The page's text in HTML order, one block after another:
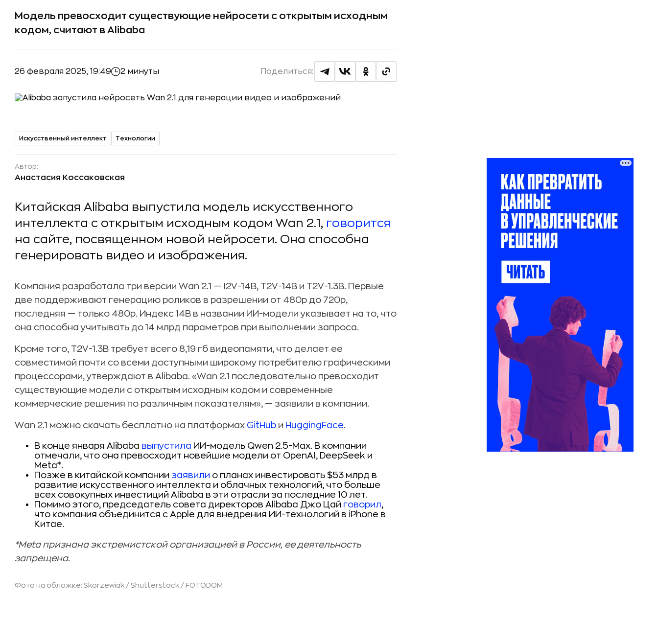
Модель превосходит существующие нейросети с открытым исходным
кодом, считают в Alibaba
26 февраля 2025, 19:49 2 минуты Поделиться:
Искусственный интеллект Технологии
Автор:
Анастасия Коссаковская
Китайская Alibaba выпустила модель искусственного
интеллекта с открытым исходным кодом Wan 2.1, говорится
на сайте, посвященном новой нейросети. Она способна
генерировать видео и изображения.
Компания разработала три версии Wan 2.1 — I2V-14B, T2V-14B и T2V-1.3B. Первые
две поддерживают генерацию роликов в разрешении от 480p до 720p,
последняя — только 480p. Индекс 14B в названии ИИ-модели указывает на то, что
она способна учитывать до 14 млрд параметров при выполнении запроса.
Кроме того, T2V-1.3B требует всего 8,19 гб видеопамяти, что делает ее
совместимой почти со всеми доступными широкому потребителю графическими
процессорами, утверждают в Alibaba. «Wan 2.1 последовательно превосходит
существующие модели с открытым исходным кодом и современные
коммерческие решения по различным показателям», — заявили в компании.
Wan 2.1 можно скачать бесплатно на платформах GitHub и HuggingFace.
В конце января Alibaba выпустила ИИ-модель Qwen 2.5-Max. В компании
отмечали, что она превосходит новейшие модели от OpenAI, DeepSeek и
Meta*.
Позже в китайской компании заявили о планах инвестировать $53 млрд в
развитие искусственного интеллекта и облачных технологий, что больше
всех совокупных инвестиций Alibaba в эти отрасли за последние 10 лет.
Помимо этого, председатель совета директоров Alibaba Джо Цай говорил,
что компания объединится с Apple для внедрения ИИ-технологий в iPhone в
Китае.
*Meta признана экстремистской организацией в России, ее деятельность
запрещена.
Фото на обложке: Skorzewiak / Shutterstock / FOTODOM